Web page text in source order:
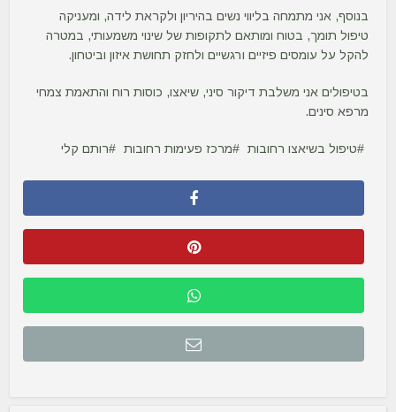
בנוסף, אני מתמחה בליווי נשים בהיריון ולקראת לידה, ומעניקה
טיפול תומך, בטוח ומותאם לתקופות של שינוי משמעותי, במטרה
להקל על עומסים פיזיים ורגשיים ולחזק תחושת איזון וביטחון.
בטיפולים אני משלבת דיקור סיני, שיאצו, כוסות רוח והתאמת צמחי
מרפא סינים.
טיפול בשיאצו רחובות מרכז פעימות רחובות רותם קלי